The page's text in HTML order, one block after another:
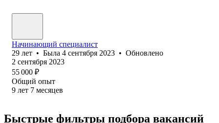
Начинающий специалист
29 лет • Была 4 сентября 2023 • Обновлено
2 сентября 2023
55 000 ₽
Общий опыт
9 лет 7 месяцев
Быстрые фильтры подбора вакансий